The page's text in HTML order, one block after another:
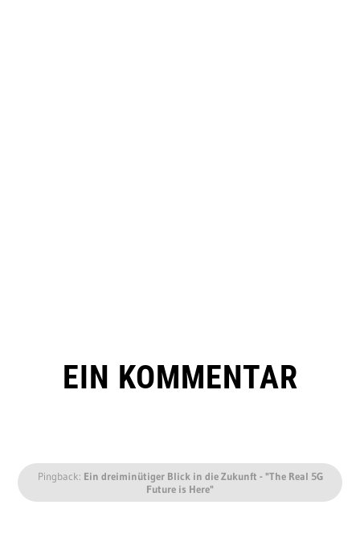
EIN KOMMENTAR
Pingback: Ein dreiminütiger Blick in die Zukunft - "The Real 5G
Future is Here"